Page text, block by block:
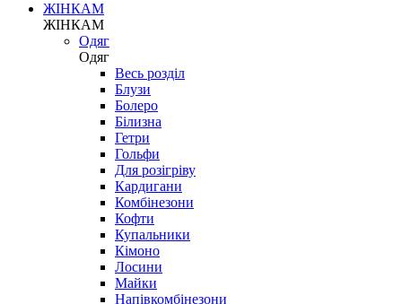
ЖІНКАМ
ЖІНКАМ
Одяг
Одяг
Весь розділ
Блузи
Болеро
Білизна
Гетри
Гольфи
Для розігріву
Кардигани
Комбінезони
Кофти
Купальники
Кімоно
Лосини
Майки
Напівкомбінезони